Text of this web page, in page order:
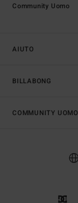
AIUTO
BILLABONG
Community Uomo
COMMUNITY UOMO